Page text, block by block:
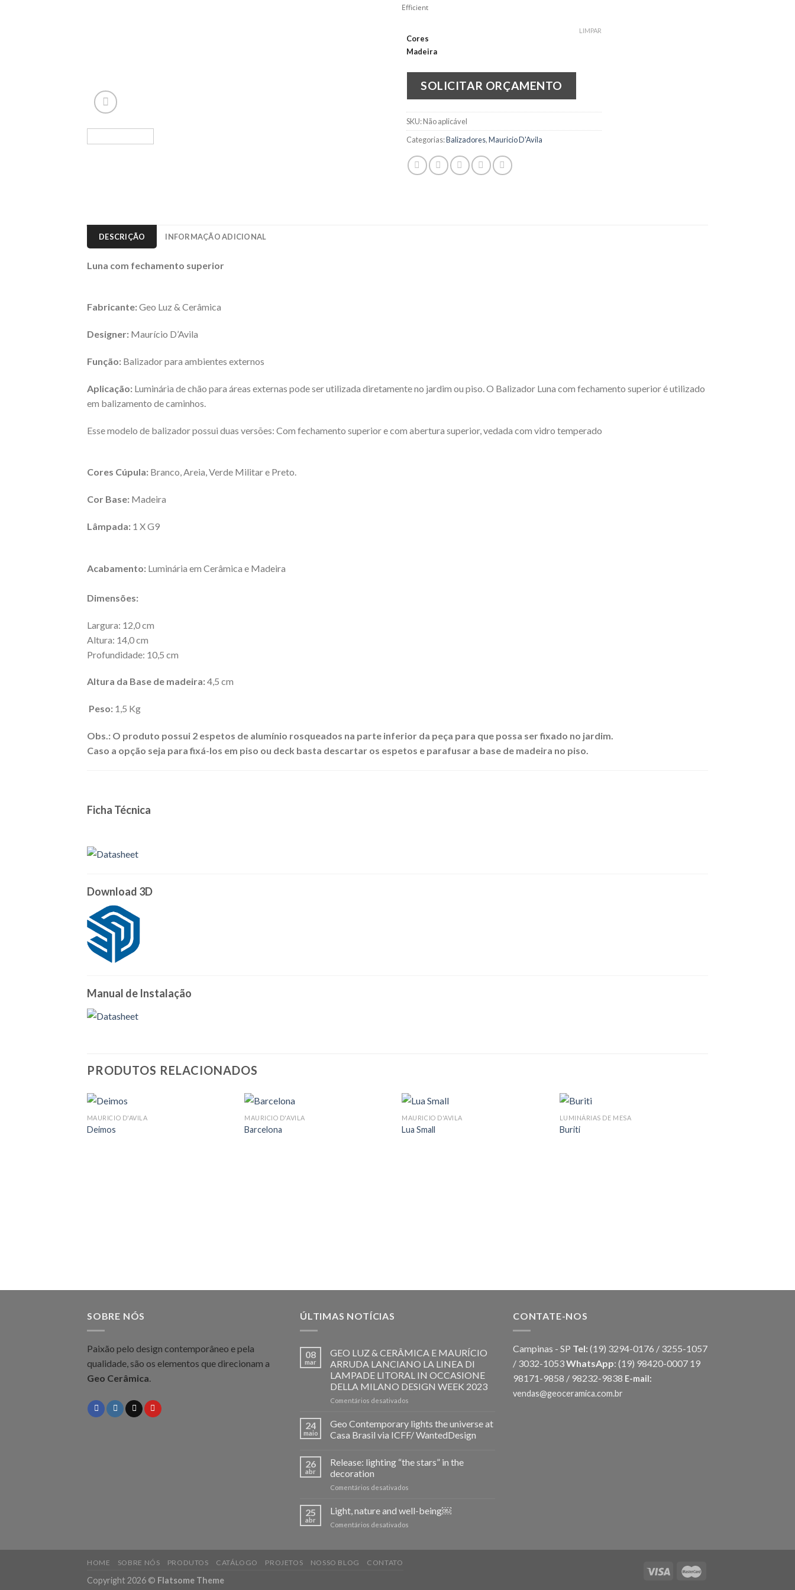
Efficient
Cores
Madeira
LIMPAR
SOLICITAR ORÇAMENTO
SKU:Não aplicável
Categorias:Balizadores,Mauricio D'Avila
DESCRIÇÃO INFORMAÇÃO ADICIONAL
Luna com fechamento superior
Fabricante:Geo Luz & Cerâmica
Designer: Maurício D’Avila
Função: Balizador para ambientes externos
Aplicação: Luminária de chão para áreas externas pode ser utilizada diretamente no jardim ou piso. O Balizador Luna com fechamento superior é utilizado
em balizamento de caminhos.
Esse modelo de balizador possui duas versões: Com fechamento superior e com abertura superior, vedada com vidro temperado
Cores Cúpula: Branco, Areia, Verde Militar e Preto.
Cor Base: Madeira
Lâmpada: 1 X G9
Acabamento: Luminária em Cerâmica e Madeira
Dimensões:
Largura: 12,0 cm
Altura: 14,0 cm
Profundidade: 10,5 cm
Altura da Base de madeira:4,5 cm
Peso: 1,5 Kg
Obs.: O produto possui 2 espetos de alumínio rosqueados na parte inferior da peça para que possa ser fixado no jardim.
Caso a opção seja para fixá-los em piso ou deck basta descartar os espetos e parafusar a base de madeira no piso.
Ficha Técnica
Download 3D
Manual de Instalação
PRODUTOS RELACIONADOS
MAURICIO D'AVILA
Deimos
MAURICIO D'AVILA
Barcelona
MAURICIO D'AVILA
Lua Small
LUMINÁRIAS DE MESA
Buriti
SOBRE NÓS
Paixão pelo design contemporâneo e pela
qualidade, são os elementos que direcionam a
Geo Cerâmica
ÚLTIMAS NOTÍCIAS
08
mar
GEO LUZ & CERÂMICA E MAURÍCIO
ARRUDA LANCIANO LA LINEA DI
LAMPADE LITORAL IN OCCASIONE
DELLA MILANO DESIGN WEEK 2023
Comentários desativados
LUZ
&
CERÂMICA
MAURÍCIO
DI
OCCASIONE
24
maio
Geo Contemporary lights the universe at
Casa Brasil via ICFF/ WantedDesign
26
abr
Release: lighting “the stars” in the
decoration
Comentários desativados
lighting
“the
25
abr
Light, nature and well-being￼
Comentários desativados
CONTATE-NOS
Campinas - SP Tel: (19) 3294-0176 / 3255-1057
/ 3032-1053WhatsApp: (19) 98420-0007 19
98171-9858 / 98232-9838 E-mail:
vendas@geoceramica.com.br
HOME SOBRE NÓS PRODUTOS CATÁLOGO PROJETOS NOSSO BLOG CONTATO
Copyright 2026 © Flatsome Theme